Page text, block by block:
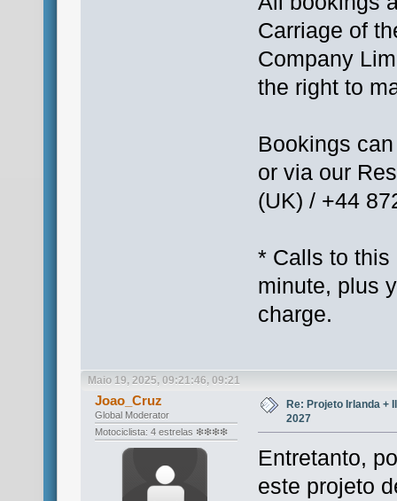
Carriage of
Company
the right to
Bookings
or via our
(UK) / +44
* Calls to this
minute, plus
charge.
Maio 19, 2025, 09:21:46, 09:21
Joao_Cruz
Global Moderator
Motociclista: 4 estrelas ❇❇❇❇
Re: Projeto Irlanda +
2027
Entretanto,
este projeto